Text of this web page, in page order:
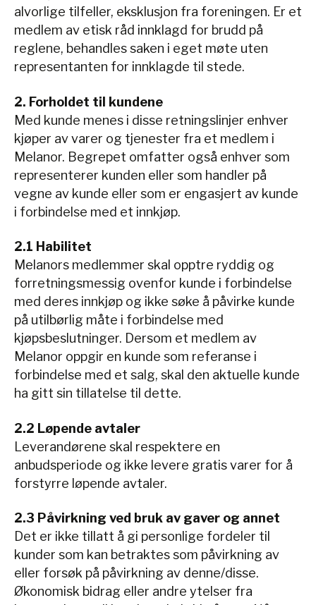
alvorlige tilfeller, eksklusjon fra foreningen. Er et
medlem av etisk råd innklagd for brudd på
reglene, behandles saken i eget møte uten
representanten for innklagde til stede.
2. Forholdet til kundene
Med kunde menes i disse retningslinjer enhver
kjøper av varer og tjenester fra et medlem i
Melanor. Begrepet omfatter også enhver som
representerer kunden eller som handler på
vegne av kunde eller som er engasjert av kunde
i forbindelse med et innkjøp.
2.1 Habilitet
Melanors medlemmer skal opptre ryddig og
forretningsmessig ovenfor kunde i forbindelse
med deres innkjøp og ikke søke å påvirke kunde
på utilbørlig måte i forbindelse med
kjøpsbeslutninger. Dersom et medlem av
Melanor oppgir en kunde som referanse i
forbindelse med et salg, skal den aktuelle kunde
ha gitt sin tillatelse til dette.
2.2 Løpende avtaler
Leverandørene skal respektere en
anbudsperiode og ikke levere gratis varer for å
forstyrre løpende avtaler.
2.3 Påvirkning ved bruk av gaver og annet
Det er ikke tillatt å gi personlige fordeler til
kunder som kan betraktes som påvirkning av
eller forsøk på påvirkning av denne/disse.
Økonomisk bidrag eller andre ytelser fra